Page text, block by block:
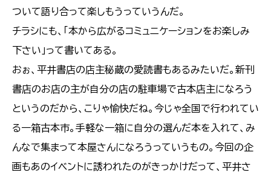
ついて語り合って楽しもうっていうんだ。
チラシにも、「本から広がるコミュニケーションをお楽しみ
下さい」って書いてある。
おぉ、平井書店の店主秘蔵の愛読書もあるみたいだ。新刊
書店のお店の主が自分の店の駐車場で古本店主になろう
というのだから、こりゃ愉快だね。今じゃ全国で行われてい
る一箱古本市。手軽な一箱に自分の選んだ本を入れて、み
んなで集まって本屋さんになろうっていうもの。今回の企
画もあのイベントに誘われたのがきっかけだって、平井さ